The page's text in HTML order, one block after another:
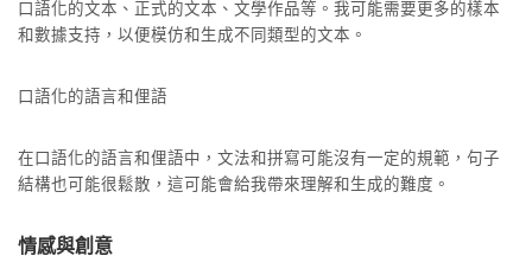
口語化的文本、正式的文本、文學作品等。我可能需要更多的樣本
和數據支持，以便模仿和生成不同類型的文本。
口語化的語言和俚語
在口語化的語言和俚語中，文法和拼寫可能沒有一定的規範，句子
結構也可能很鬆散，這可能會給我帶來理解和生成的難度。
情感與創意